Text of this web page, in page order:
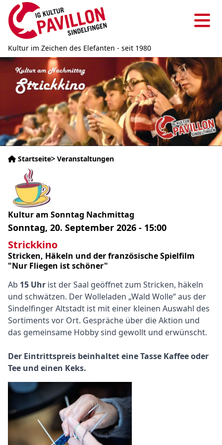
Direkt
zum
Inhalt
Kultur im Zeichen des Elefanten - seit 1980
Bild
Pfadnavigation
Startseite Veranstaltungen
Bild
Veranstaltungsreihe
Kultur am Sonntag Nachmittag
Termin
Sonntag, 20. September 2026 - 15:00
Strickkino
Stricken, Häkeln und der französische Spielfilm
"Nur Fliegen ist schöner"
Inhalt
Text
Ab 15 Uhr ist der Saal geöffnet zum Stricken, häkeln
und schwätzen. Der Wolleladen „Wald Wolle“ aus der
Sindelfinger Altstadt ist mit einer kleinen Auswahl des
Sortiments vor Ort. Gespräche über die Aktion und
das gemeinsame Hobby sind gewollt und erwünscht.
Der Eintrittspreis beinhaltet eine Tasse Kaffee oder
Tee und einen Keks.
Bild
Bild